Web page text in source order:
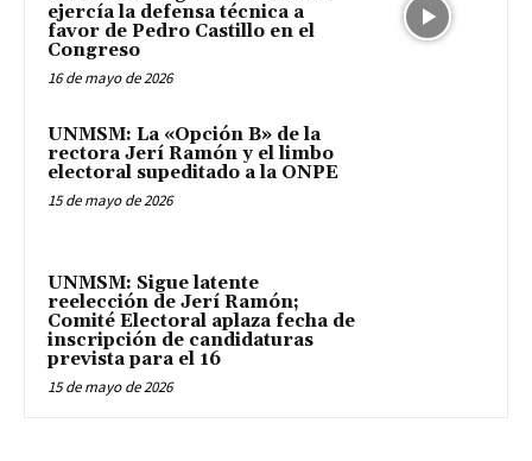
ejercía la defensa técnica a
favor de Pedro Castillo en el
Congreso
16 de mayo de 2026
UNMSM: La «Opción B» de la
rectora Jerí Ramón y el limbo
electoral supeditado a la ONPE
15 de mayo de 2026
UNMSM: Sigue latente
reelección de Jerí Ramón;
Comité Electoral aplaza fecha de
inscripción de candidaturas
prevista para el 16
15 de mayo de 2026